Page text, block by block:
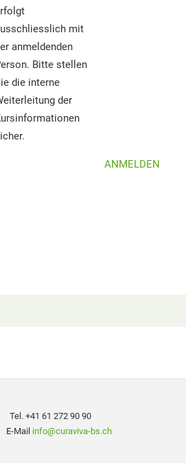
mit
anmeldenden
Bitte stellen
die interne
der
ANMELDEN
Tel. +41 61 272 90 90
info@curaviva-bs.ch